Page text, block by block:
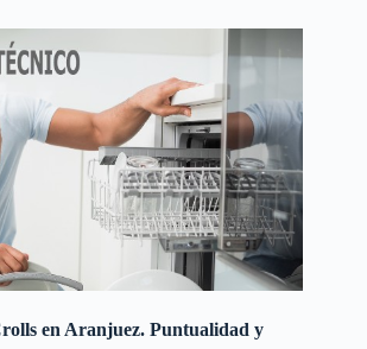
en Aranjuez. Puntualidad y